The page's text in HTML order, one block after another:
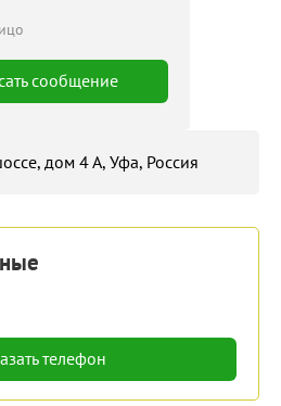
сообщение
м²
300 м²
дом 4 А, Уфа, Россия
телефон